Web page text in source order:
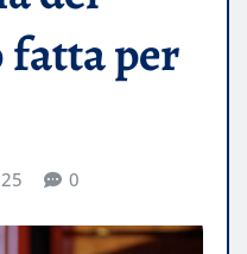
fatta per
0